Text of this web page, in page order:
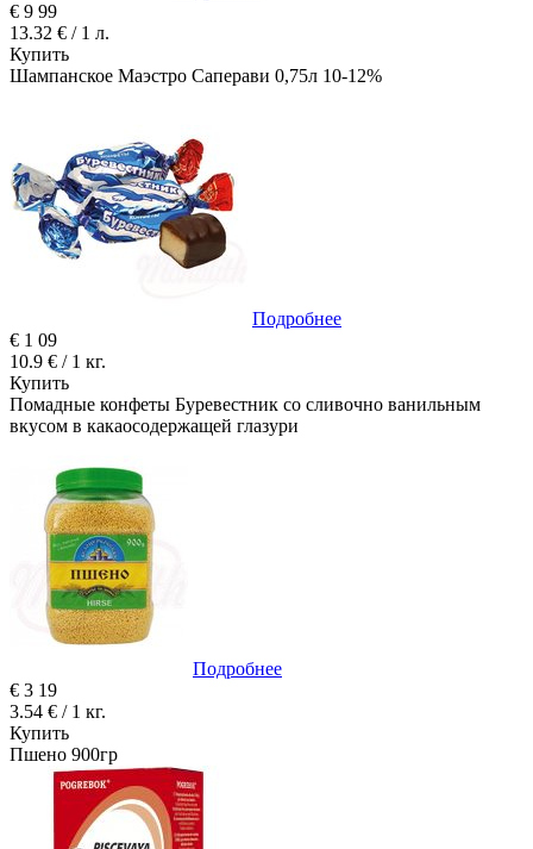
€ 9 99
13.32 € / 1 л.
Купить
Шампанское Маэстро Саперави 0,75л 10-12%
Подробнее
€ 1 09
10.9 € / 1 кг.
Купить
Помадные конфеты Буревестник со сливочно ванильным
вкусом в какаосодержащей глазури
Подробнее
€ 3 19
3.54 € / 1 кг.
Купить
Пшено 900гр